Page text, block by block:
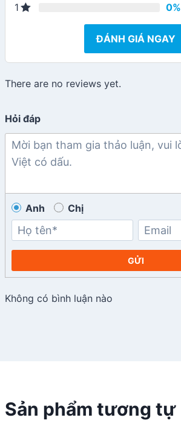
1
0%
ĐÁNH GIÁ NGAY
There are no reviews yet.
Hỏi đáp
Anh Chị
GỬI
Không có bình luận nào
Sản phẩm tương tự